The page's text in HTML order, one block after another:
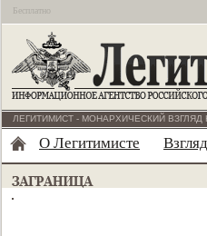
Бесплатно
ЛЕГИТИМИСТ - МОНАРХИЧЕСКИЙ
О Легитимисте